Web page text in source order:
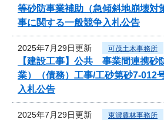
等砂防事業補助（急傾斜地崩壊対
事に関する一般競争入札公告
2025年7月29日更新 可茂土木事務所
【建設工事】公共 事業間連携砂
業）（債務）工事/工砂第砂7-012
入札公告
2025年7月29日更新 東濃農林事務所